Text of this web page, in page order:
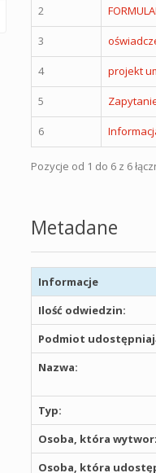
2
3
4 projekt
5
6
Pozycje od 1 do 6 z 6
Metadane
Informacje
Ilość odwiedzin:
Podmiot
Nazwa:
Typ:
Osoba, która
Osoba, która